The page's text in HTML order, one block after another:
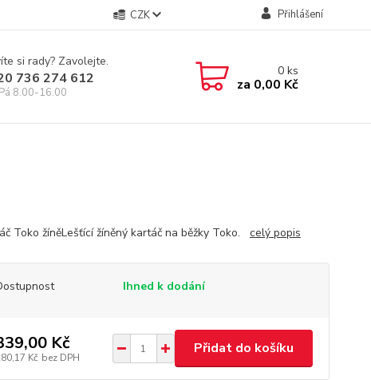
CZK Přihlášení
si rady? Zavolejte.
736 274 612
8.00-16.00
0ks
za 0,00 Kč
Toko žíněLešťící žíněný kartáč na běžky Toko. celý popis
Ihned k dodání
Kč
Kč bez DPH
Přidat do košíku